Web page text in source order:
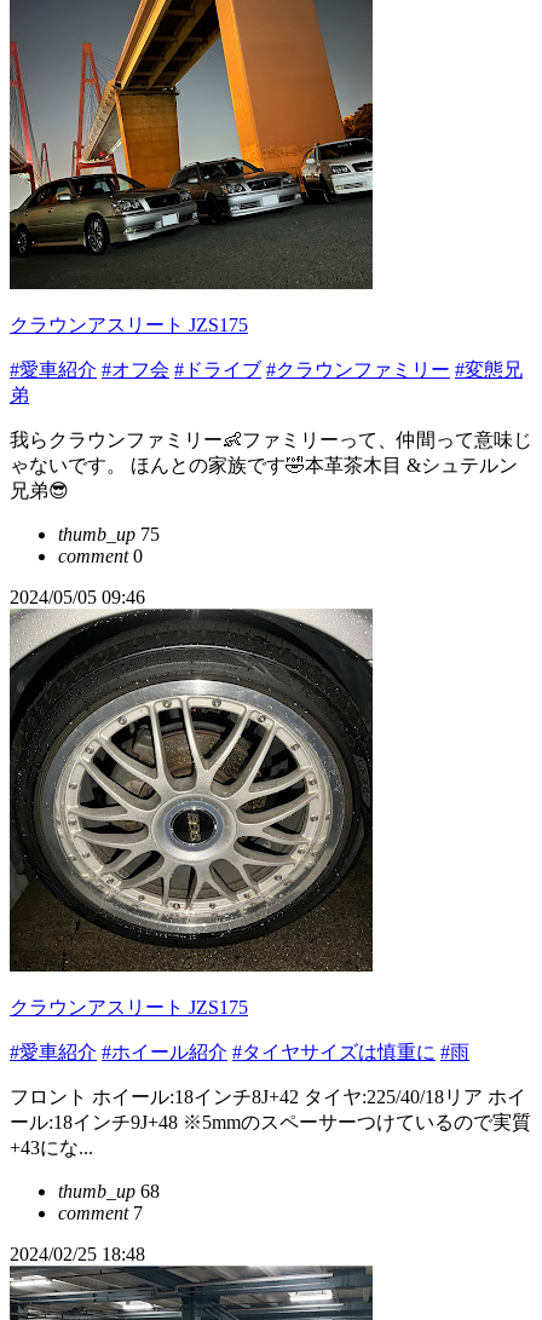
クラウンアスリート JZS175
#愛車紹介 #オフ会 #ドライブ #クラウンファミリー #変態兄
弟
我らクラウンファミリー👶ファミリーって、仲間って意味じ
ゃないです。 ほんとの家族です🤣本革茶木目 &シュテルン
兄弟😎
thumb_up 75
comment0
2024/05/05 09:46
クラウンアスリート JZS175
#愛車紹介 #ホイール紹介 #タイヤサイズは慎重に #雨
フロント ホイール:18インチ8J+42 タイヤ:225/40/18リア ホイ
ール:18インチ9J+48 ※5mmのスペーサーつけているので実質
+43にな...
thumb_up 68
comment7
2024/02/25 18:48